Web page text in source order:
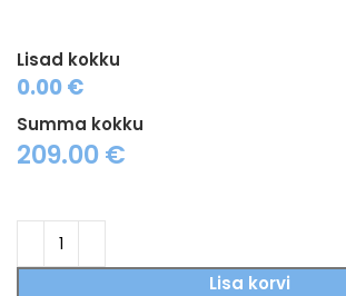
Lisad kokku
0.00 €
Summa kokku
209.00€
Lisa korvi